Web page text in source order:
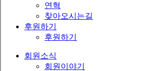
연혁
찾아오시는길
후원하기
후원하기
회원소식
회원이야기